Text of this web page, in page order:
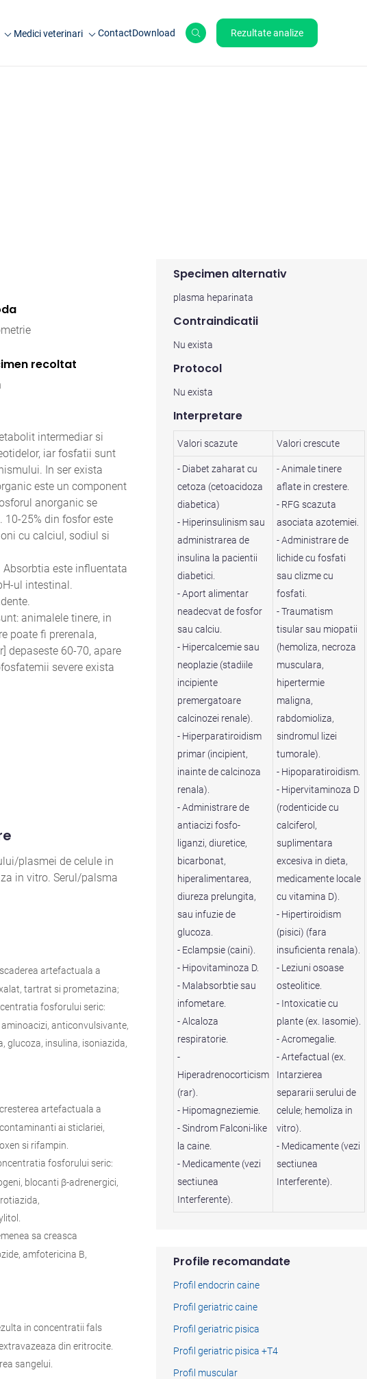
Medici veterinari ContactDownload Rezultate analize
recoltat
intermediar si
iar fosfatii sunt
In ser exista
este un component
anorganic se
25% din fosfor este
cu calciul, sodiul si
este influentata
ul intestinal.
animalele tinere, in
poate fi prerenala,
depaseste 60-70, apare
severe exista
plasmei de celule in
in vitro. Serul/palsma
artefactuala a
tartrat si prometazina;
fosforului seric:
anticonvulsivante,
glucoza, insulina, isoniazida,
artefactuala a
ai sticlariei,
si rifampin.
fosforului seric:
blocanti β-adrenergici,
sa creasca
amfotericina B,
in concentratii fals
din eritrocite.
sangelui.
Specimen alternativ
plasma heparinata
Contraindicatii
Nu exista
Protocol
Nu exista
Interpretare
Valori scazute Valori crescute
- Diabet zaharat cu
cetoza (cetoacidoza
diabetica)
- Hiperinsulinism sau
administrarea de
insulina la pacientii
diabetici.
- Aport alimentar
neadecvat de fosfor
sau calciu.
- Hipercalcemie sau
neoplazie (stadiile
incipiente
premergatoare
calcinozei renale).
- Hiperparatiroidism
primar (incipient,
inainte de calcinoza
renala).
- Administrare de
antiacizi fosfo-
liganzi, diuretice,
bicarbonat,
hiperalimentarea,
diureza prelungita,
sau infuzie de
glucoza.
- Eclampsie (caini).
- Hipovitaminoza D.
- Malabsorbtie sau
infometare.
- Alcaloza
respiratorie.
-
Hiperadrenocorticism
(rar).
- Hipomagneziemie.
- Sindrom Falconi-like
la caine.
- Medicamente (vezi
sectiunea
Interferente).
- Animale tinere
aflate in crestere.
- RFG scazuta
asociata azotemiei.
- Administrare de
lichide cu fosfati
sau clizme cu
fosfati.
- Traumatism
tisular sau miopatii
(hemoliza, necroza
musculara,
hipertermie
maligna,
rabdomioliza,
sindromul lizei
tumorale).
- Hipoparatiroidism.
- Hipervitaminoza D
(rodenticide cu
calciferol,
suplimentara
excesiva in dieta,
medicamente locale
cu vitamina D).
- Hipertiroidism
(pisici) (fara
insuficienta renala).
- Leziuni osoase
osteolitice.
- Intoxicatie cu
plante (ex. Iasomie).
- Acromegalie.
- Artefactual (ex.
Intarzierea
separarii serului de
celule; hemoliza in
vitro).
- Medicamente (vezi
sectiunea
Interferente).
Profile recomandate
Profil endocrin caine
Profil geriatric caine
Profil geriatric pisica
Profil geriatric pisica +T4
Profil muscular